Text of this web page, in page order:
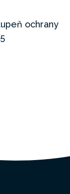
ochrany